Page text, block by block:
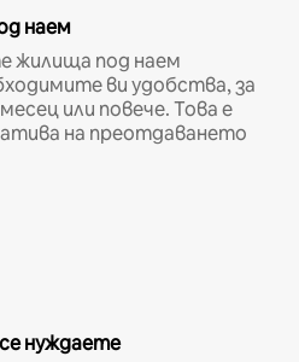
наем
жилища под наем
ви удобства, за
или повече. Това е
на преотдаването
нуждаете